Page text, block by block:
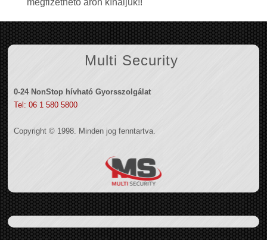
megfizethető áron kínáljuk!!
Multi Security
0-24 NonStop hívható Gyorsszolgálat
Tel: 06 1 580 5800
Copyright © 1998. Minden jog fenntartva.